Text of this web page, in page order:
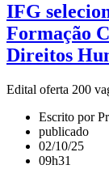
IFG
Formação
Direitos
Edital oferta 200
Escrito por
publicado
02/10/25
09h31